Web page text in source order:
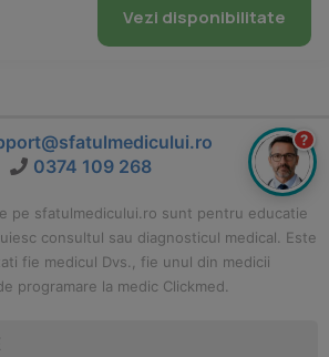
Vezi disponibilitate
0374 109 268
pe sfatulmedicului.ro sunt pentru educatie
consultul sau diagnosticul medical. Este
fie medicul Dvs., fie unul din medicii
programare la medic Clickmed.
?